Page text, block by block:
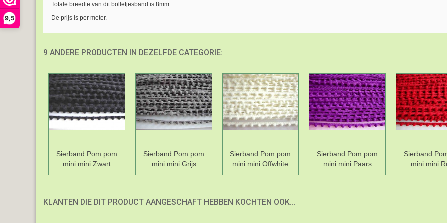
9,5
Totale breedte van dit bolletjesband is 8mm
De prijs is per meter.
9 ANDERE PRODUCTEN IN DEZELFDE CATEGORIE:
Sierband Pom pom
mini mini Zwart
Sierband Pom pom
mini mini Grijs
Sierband Pom pom
mini mini Offwhite
Sierband Pom pom
mini mini Paars
Sierband
mini mini
KLANTEN DIE DIT PRODUCT AANGESCHAFT HEBBEN KOCHTEN OOK...